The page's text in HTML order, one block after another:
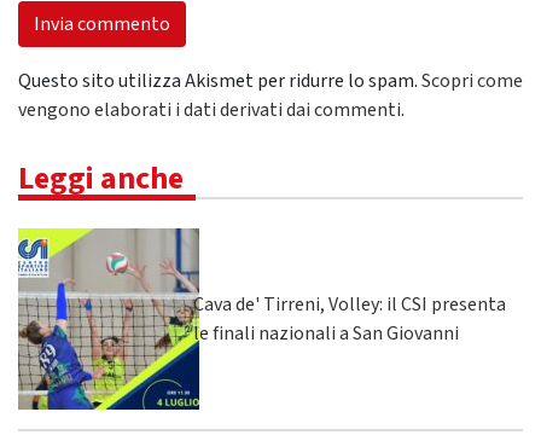
Questo sito utilizza Akismet per ridurre lo spam.Scopri come
vengono elaborati i dati derivati dai commenti.
Leggi anche
Cava de' Tirreni, Volley: il CSI presenta
le finali nazionali a San Giovanni